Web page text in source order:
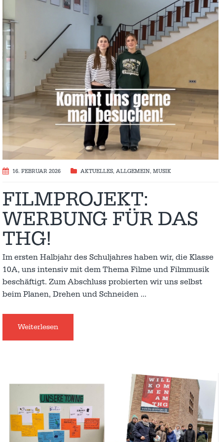
16. FEBRUAR 2026 AKTUELLES, ALLGEMEIN, MUSIK
FILMPROJEKT:
WERBUNG FÜR DAS
THG!
Im ersten Halbjahr des Schuljahres haben wir, die Klasse
10A, uns intensiv mit dem Thema Filme und Filmmusik
beschäftigt. Zum Abschluss probierten wir uns selbst
beim Planen, Drehen und Schneiden …
Weiterlesen